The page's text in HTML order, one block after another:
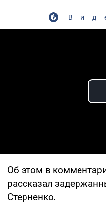
Об этом в
рассказал
Стерненко.